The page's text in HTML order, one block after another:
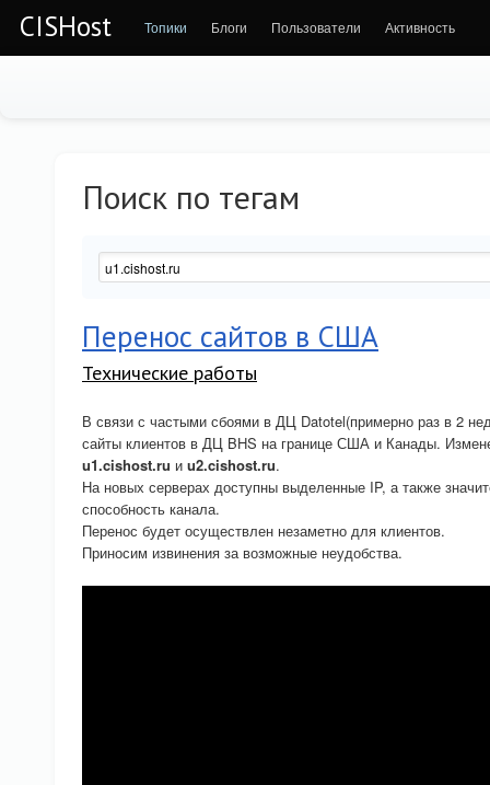
CISHost Топики Блоги Пользователи Активность
Поиск по тегам
Перенос сайтов в США
Технические работы
В связи с частыми сбоями в ДЦ Datotel(примерно раз в 2
сайты клиентов в ДЦ BHS на границе США и Канады.
u1.cishost.ru и u2.cishost.ru.
На новых серверах доступны выделенные IP, а также
способность канала.
Перенос будет осуществлен незаметно для клиентов.
Приносим извинения за возможные неудобства.